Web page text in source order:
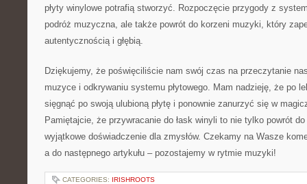
płyty ⁢winylowe potrafią ‍stworzyć. Rozpoczęcie ⁣przygody z
podróż muzyczna, ale także powrót do ‌korzeni muzyki,‍ który
autentycznością i głębią.
Dziękujemy, że⁤ poświęciliście‍ nam swój czas na przeczytanie
muzyce i odkrywaniu systemu‍ płytowego. Mam nadzieję, że ⁢po
sięgnąć po swoją‌ ulubioną płytę i ponownie zanurzyć się w⁤
Pamiętajcie, że przywracanie ‌do łask winyli to nie tylko‌ powrót
wyjątkowe ​doświadczenie‌ dla zmysłów. Czekamy na‍ Wasze
a do następnego artykułu – pozostajemy w rytmie muzyki!
CATEGORIES: IRISHROOTS